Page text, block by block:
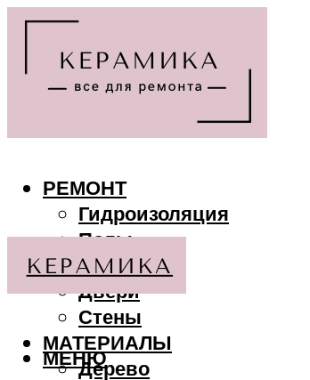
РЕМОНТ
Гидроизоляция
Полы
Потолки
Двери
Стены
МАТЕРИАЛЫ
Дерево
МЕНЮ